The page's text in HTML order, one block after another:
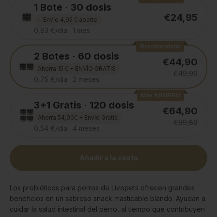
1 Bote · 30 dosis
+ Envío 4,95 € aparte
0,83 €/día · 1 mes
€24,95
Recomendado
2 Botes · 60 dosis
Ahorra 15 € + ENVÍO GRATIS
0,75 €/día · 2 meses
€44,90
€49,90
Más AHORRO
3+1 Gratis · 120 dosis
Ahorra 54,90€ + Envío Gratis
0,54 €/día · 4 meses
€64,90
€99,80
Añadir a la cesta
Los probióticos para perros de Livopets ofrecen grandes
beneficios en un sabroso snack masticable blando. Ayudan a
cuidar la salud intestinal del perro, al tiempo que contribuyen